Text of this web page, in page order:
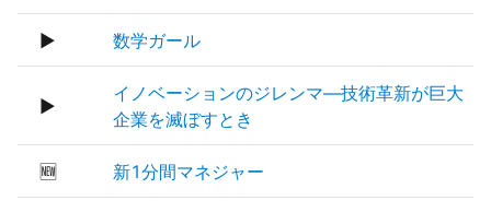
▶ 数学ガール
▶
イノベーションのジレンマ―技術革新が巨大
企業を滅ぼすとき
🆕 新1分間マネジャー